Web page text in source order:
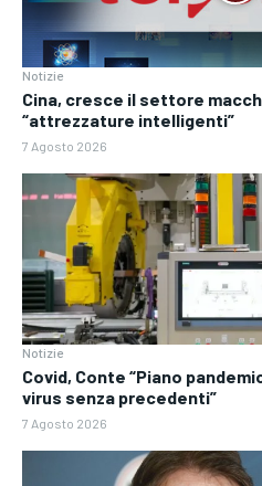
Notizie
Cina, cresce il settore
“attrezzature intelligenti”
7 Agosto 2026
Notizie
Covid, Conte “Piano
virus senza precedenti”
7 Agosto 2026